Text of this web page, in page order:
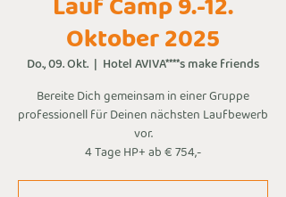
Oktober 2025
Do., 09. Okt.
  |
Hotel AVIVA****s make friends
Bereite Dich gemeinsam in einer Gruppe
professionell für Deinen nächsten Laufbewerb
vor.
4 Tage HP+ ab € 754,-